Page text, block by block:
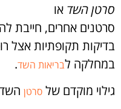
סרטן השד או
סרטנים אחרים, חייבת
בדיקות תקופתיות אצל
במחלקה לבריאות השד.
גילוי מוקדם של סרטן השד